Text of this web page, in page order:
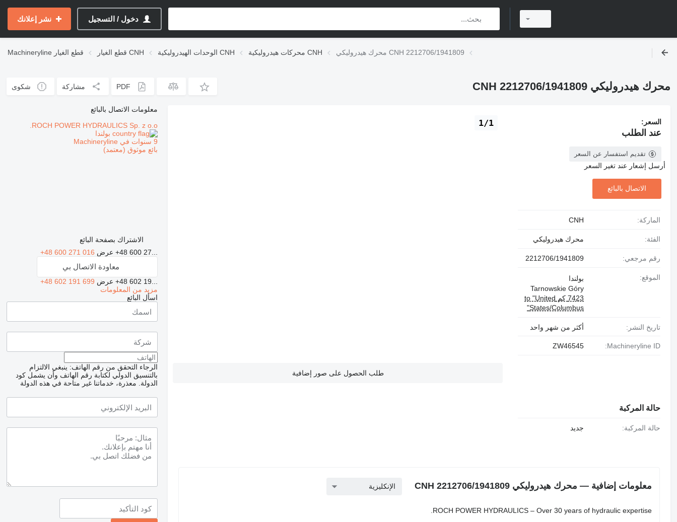
دخول / التسجيل نشر إعلانك
Machineryline قطع الغيار قطع الغيار CNH الوحدات الهيدروليكية CNH محركات هيدروليكية CNH محرك هيدروليكي CNH 2212706/1941809
محرك هيدروليكي CNH 2212706/1941809 PDF مشاركة شكوى
1/1
طلب الحصول على صور إضافية
السعر:
عند الطلب
تقديم استفسار عن السعر
أرسل إشعار عند تغير السعر
الاتصال بالبائع
الماركة: CNH
الفئة: محرك هيدروليكي
رقم مرجعي: 2212706/1941809
الموقع:
بولندا
Tarnowskie Góry
7423 كم to "United
States/Columbus"
تاريخ النشر: أكثر من شهر واحد
Machineryline ID:
ZW46545
حالة المركبة
حالة المركبة: جديد
معلومات إضافية — محرك هيدروليكي CNH 2212706/1941809 الإنكليزية
ROCH POWER HYDRAULICS – Over 30 years of hydraulic expertise.
معلومات الاتصال بالبائع
ROCH POWER HYDRAULICS Sp. z o.o.
بولندا
9 سنوات في Machineryline
بائع موثوق (معتمد)
الاشتراك بصفحة البائع
+48 600 27... عرض +48 600 271 016
معاودة الاتصال بي
+48 602 19... عرض +48 602 191 699
مزيد من المعلومات
اسأل البائع
الرجاء التحقق من رقم الهاتف: ينبغي الالتزام
بالتنسيق الدولي لكتابة رقم الهاتف وأن يشمل كود
الدولة.
معذرة، خدماتنا غير متاحة في هذه الدولة